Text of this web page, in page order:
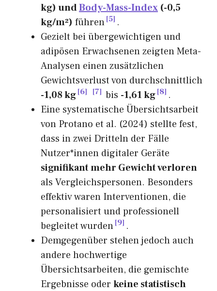
kg) undBody-Mass-Index (-0,5
kg/m²) führen 5 .
Gezielt bei übergewichtigen und
adipösen Erwachsenen zeigten Meta-
Analysen einen zusätzlichen
Gewichtsverlust von durchschnittlich
-1,08 kg 6 7 bis -1,61 kg 8 .
Eine systematische Übersichtsarbeit
von Protano et al. (2024) stellte fest,
dass in zwei Dritteln der Fälle
Nutzer*innen digitaler Geräte
signifikant mehr Gewicht verloren
als Vergleichspersonen. Besonders
effektiv waren Interventionen, die
personalisiert und professionell
begleitet wurden 9 .
Demgegenüber stehen jedoch auch
andere hochwertige
Übersichtsarbeiten, die gemischte
Ergebnisse oder keine statistisch